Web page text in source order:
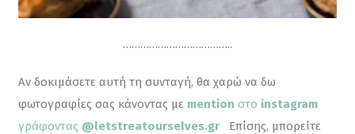
………………………………..
Αν δοκιμάσετε αυτή τη συνταγή, θα χαρώ να δω
φωτογραφίες σας κάνοντας με mention στο instagram
γράφοντας @letstreatourselves.gr
Επίσης, μπορείτε